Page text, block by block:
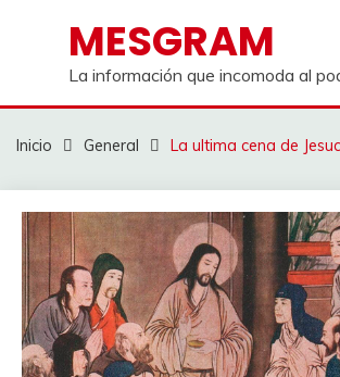
contenidoMESGRAM
La información que incomoda al
Inicio General La ultima cena de